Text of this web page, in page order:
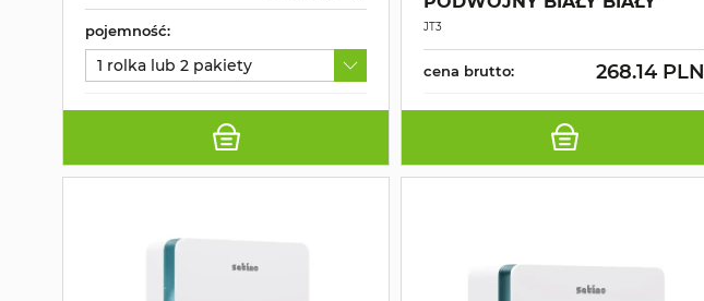
pojemność:
1 rolka lub 2 pakiety
JT3
cena brutto: 268.14 PLN